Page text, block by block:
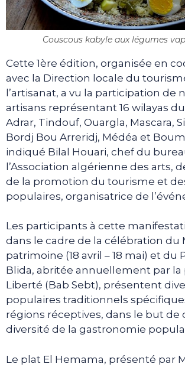
Couscous kabyle aux légumes
Cette 1ère édition, organisée en
avec la Direction locale du
l’artisanat, a vu la participation de
artisans représentant 16 wilayas
Adrar, Tindouf, Ouargla, Mascara,
Bordj Bou Arreridj, Médéa et
indiqué Bilal Houari, chef du
l’Association algérienne des arts,
de la promotion du tourisme et
populaires, organisatrice de
Les participants à cette
dans le cadre de la célébration du
patrimoine (18 avril – 18 mai) et du
Blida, abritée annuellement par la
Liberté (Bab Sebt), présentent
populaires traditionnels
régions réceptives, dans le but de
diversité de la gastronomie
Le plat El Hemama, présenté par